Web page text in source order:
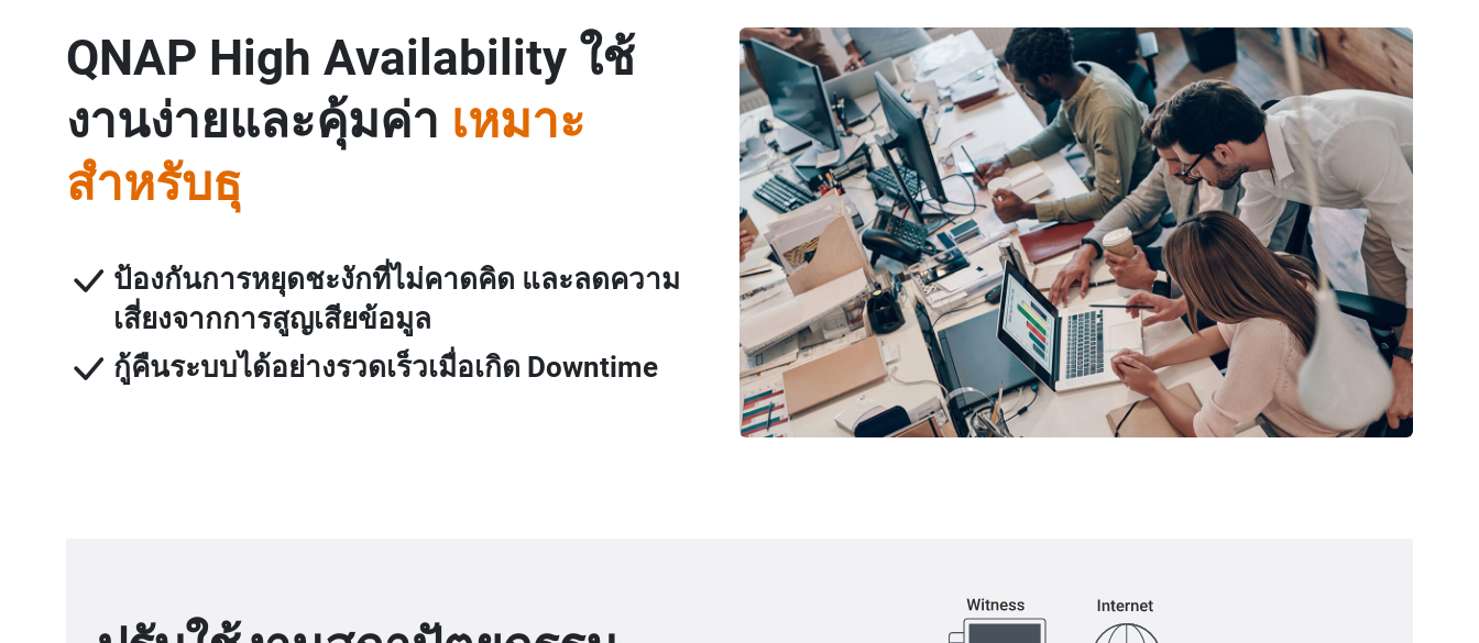
QNAP High Availability ใช้
งานง่ายและคุ้มค่า เหมาะ
สำหรับธุรกิจขนาดเล็ก/กลาง
ป้องกันการหยุดชะงักที่ไม่คาดคิด และลดความ
เสี่ยงจากการสูญเสียข้อมูล
กู้คืนระบบได้อย่างรวดเร็วเมื่อเกิด Downtime